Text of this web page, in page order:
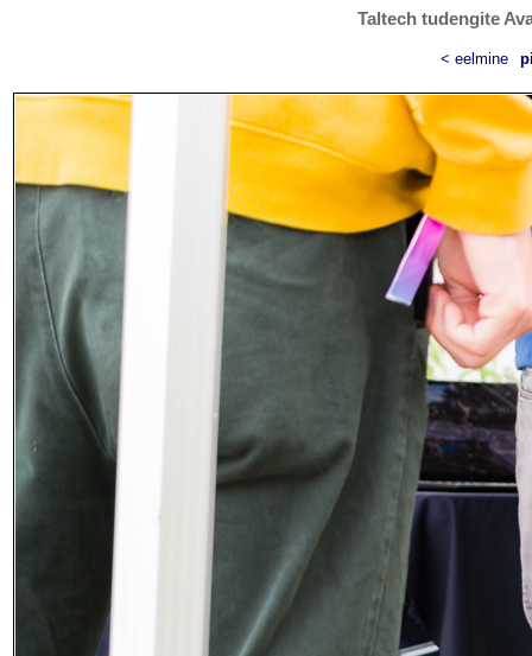
Taltech tudengite
< eelmine